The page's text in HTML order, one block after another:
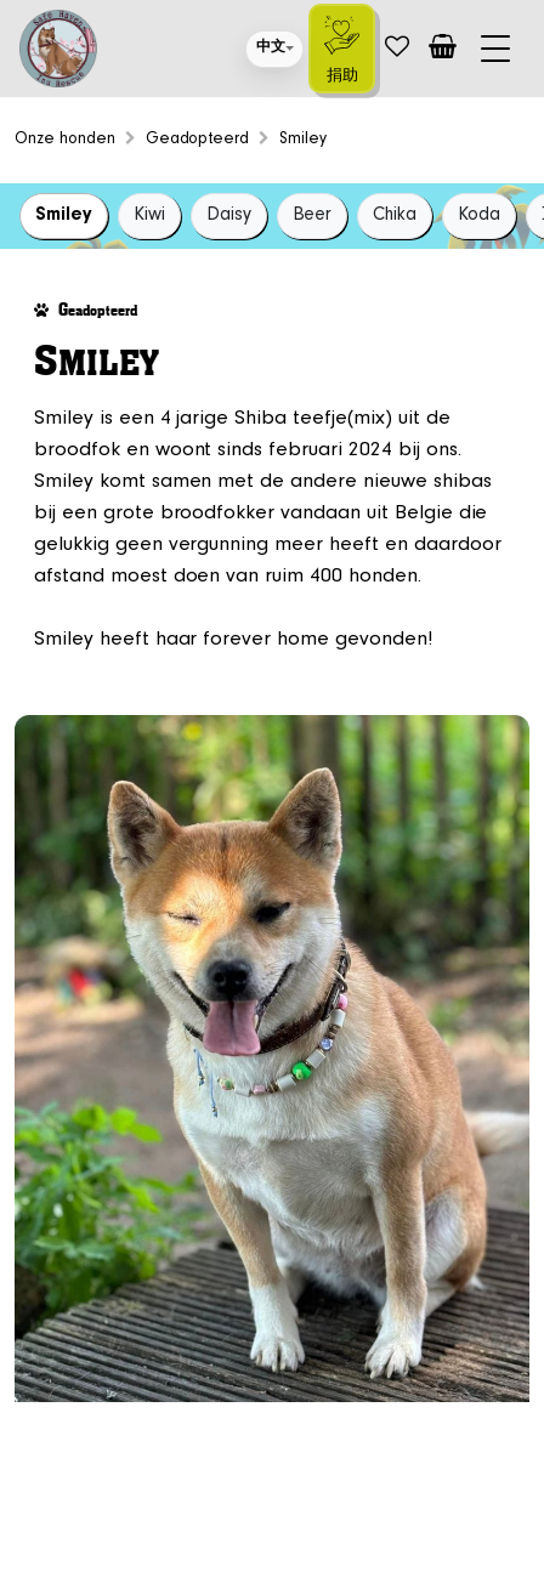
中文
捐助
Onze honden Geadopteerd Smiley
Smiley Kiwi Daisy Beer Chika Koda
Geadopteerd
SMILEY
Smiley is een 4 jarige Shiba teefje(mix) uit de
broodfok en woont sinds februari 2024 bij ons.
Smiley komt samen met de andere nieuwe shibas
bij een grote broodfokker vandaan uit Belgie die
gelukkig geen vergunning meer heeft en daardoor
afstand moest doen van ruim 400 honden.
Smiley heeft haar forever home gevonden!